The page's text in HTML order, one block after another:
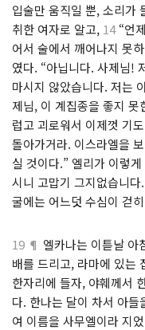
입술만 움직일 뿐, 소리가
취한 여자로 알고, 14“언
어서 술에서 깨어나지 못
였다. “아닙니다. 사제님!
마시지 않았습니다. 저는
제님, 이 계집종을 좋지 못
럽고 괴로워서 이제껏 기
돌아가거라. 이스라엘을
실 것이다.” 엘리가 이렇
시니 고맙기 그지없습니
굴에는 어느덧 수심이 걷
19 ¶ 엘카나는 이튿날 아
배를 드리고, 라마에 있는
한자리에 들자, 야훼께서
다. 한나는 달이 차서 아들
여 이름을 사무엘이라 지